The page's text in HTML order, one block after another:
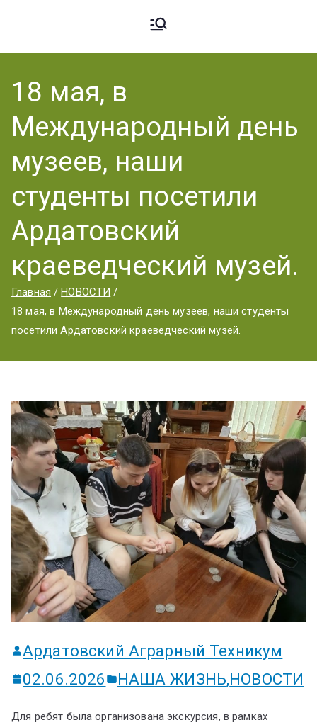
Ардато
вский
Аграрн
ый
Техник
ум
техникум».
18 мая, в
Международный день
музеев, наши
студенты посетили
Ардатовский
краеведческий музей.
Главная
НОВОСТИ
18 мая, в Международный день музеев, наши студенты
посетили Ардатовский краеведческий музей.
Ардатовский Аграрный Техникум
02.06.2026
НАША ЖИЗНЬ,НОВОСТИ
Для ребят была организована экскурсия, в рамках